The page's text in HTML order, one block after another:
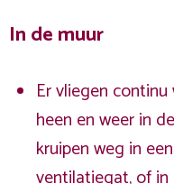
In de muur
Er vliegen continu
heen en weer in
kruipen weg in een